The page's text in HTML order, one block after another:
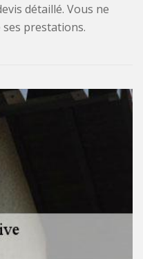
détaillé. Vous ne
ses prestations.